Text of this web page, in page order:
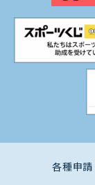
各種申請